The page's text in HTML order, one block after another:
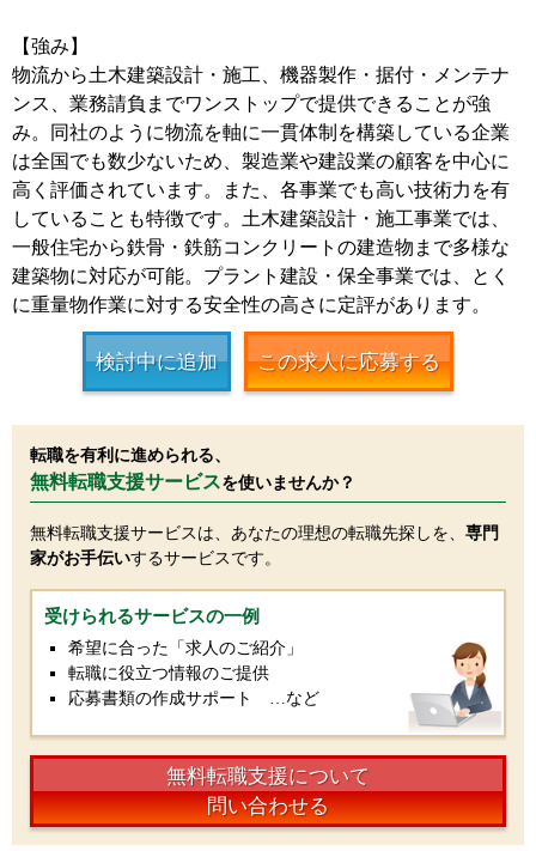
【強み】
物流から土木建築設計・施工、機器製作・据付・メンテナ
ンス、業務請負までワンストップで提供できることが強
み。同社のように物流を軸に一貫体制を構築している企業
は全国でも数少ないため、製造業や建設業の顧客を中心に
高く評価されています。また、各事業でも高い技術力を有
していることも特徴です。土木建築設計・施工事業では、
一般住宅から鉄骨・鉄筋コンクリートの建造物まで多様な
建築物に対応が可能。プラント建設・保全事業では、とく
に重量物作業に対する安全性の高さに定評があります。
検討中に追加 この求人に応募する
転職を有利に進められる、
無料転職支援サービスを使いませんか？
無料転職支援サービスは、あなたの理想の転職先探しを、 専門
家がお手伝いするサービスです。
受けられるサービスの一例
希望に合った「求人のご紹介」
転職に役立つ情報のご提供
応募書類の作成サポート …など
無料転職支援について
問い合わせる